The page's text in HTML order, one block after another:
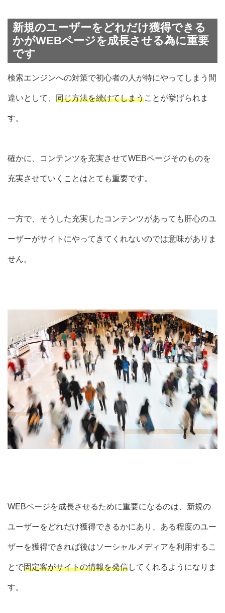
新規のユーザーをどれだけ獲得できる
かがWEBページを成長させる為に重要
です
検索エンジンへの対策で初心者の人が特にやってしまう間
違いとして、 同じ方法を続けてしまうことが挙げられま
す。
確かに、コンテンツを充実させてWEBページそのものを
充実させていくことはとても重要です。
一方で、そうした充実したコンテンツがあっても 肝心のユ
ーザーがサイトにやってきてくれないのでは意味がありま
せん。
WEBページを成長させるために重要になるのは、 新規の
ユーザーをどれだけ獲得できるかにあり、ある程度のユー
ザーを獲得できれば後はソーシャルメディアを利用するこ
とで固定客がサイトの情報を発信してくれるようになりま
す。